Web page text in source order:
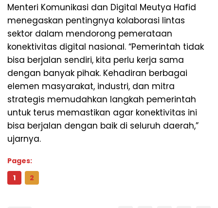
Menteri Komunikasi dan Digital Meutya Hafid
menegaskan pentingnya kolaborasi lintas
sektor dalam mendorong pemerataan
konektivitas digital nasional. “Pemerintah tidak
bisa berjalan sendiri, kita perlu kerja sama
dengan banyak pihak. Kehadiran berbagai
elemen masyarakat, industri, dan mitra
strategis memudahkan langkah pemerintah
untuk terus memastikan agar konektivitas ini
bisa berjalan dengan baik di seluruh daerah,”
ujarnya.
Pages:
1
2